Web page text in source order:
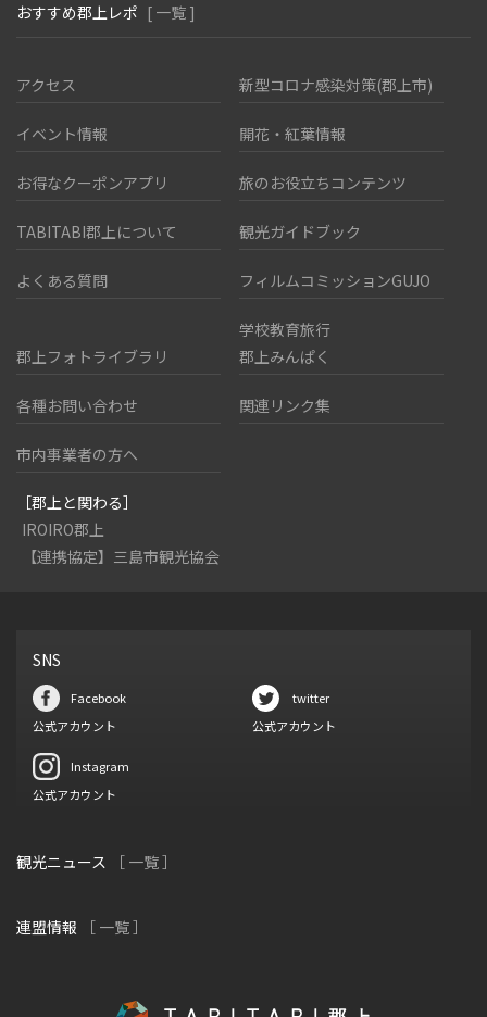
おすすめ郡上レポ [ 一覧 ]
アクセス 新型コロナ感染対策(郡上市)
イベント情報 開花・紅葉情報
お得なクーポンアプリ 旅のお役立ちコンテンツ
TABITABI郡上について 観光ガイドブック
よくある質問 フィルムコミッションGUJO
郡上フォトライブラリ
学校教育旅行
郡上みんぱく
各種お問い合わせ 関連リンク集
市内事業者の方へ
［郡上と関わる］
IROIRO郡上
【連携協定】三島市観光協会
SNS
Facebook
公式アカウント
twitter
公式アカウント
Instagram
公式アカウント
観光ニュース ［ 一覧 ］
連盟情報 ［ 一覧 ］